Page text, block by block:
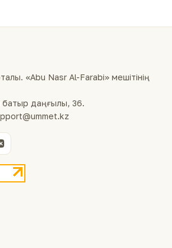
«Abu Nasr Al-Farabi» мешітінің
батыр даңғылы, 36.